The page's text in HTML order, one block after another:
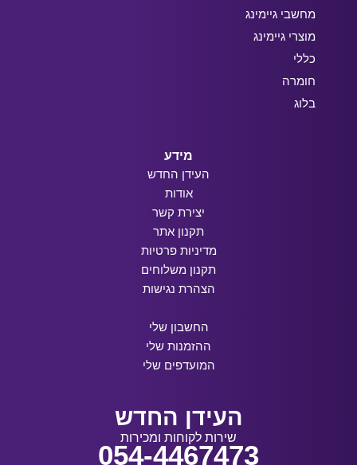
מחשבי גיימינג
מוצרי גיימינג
כללי
חומרה
בלוג
מידע
העידן החדש
אודות
יצירת קשר
תקנון אתר
מדיניות פרטיות
תקנון משלוחים
הצהרת נגישות
החשבון שלי
ההזמנות שלי
המועדפים שלי
העידן החדש
שירות לקוחות ומכירות
054-4467473